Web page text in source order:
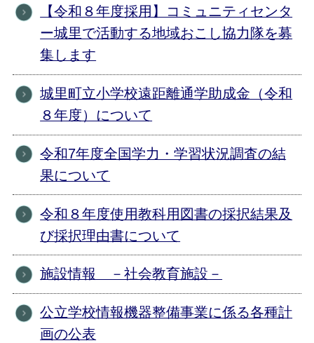
【令和８年度採用】コミュニティセンタ
ー城里で活動する地域おこし協力隊を募
集します
城里町立小学校遠距離通学助成金（令和
８年度）について
令和7年度全国学力・学習状況調査の結
果について
令和８年度使用教科用図書の採択結果及
び採択理由書について
施設情報 －社会教育施設－
公立学校情報機器整備事業に係る各種計
画の公表